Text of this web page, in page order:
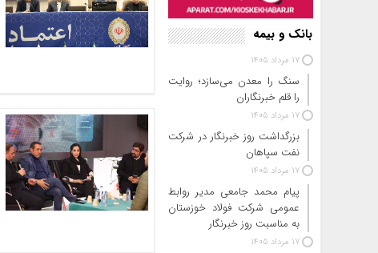
بانک و بیمه
17 مرداد 1405
سنگ را معدن می‌سازد؛ روایت
را قلم خبرنگاران
17 مرداد 1405
بزرگداشت روز خبرنگار در شرکت
نفت سپاهان
17 مرداد 1405
پیام محمد جامعی مدیر روابط
عمومی شرکت فولاد خوزستان
به مناسبت روز خبرنگار
17 مرداد 1405